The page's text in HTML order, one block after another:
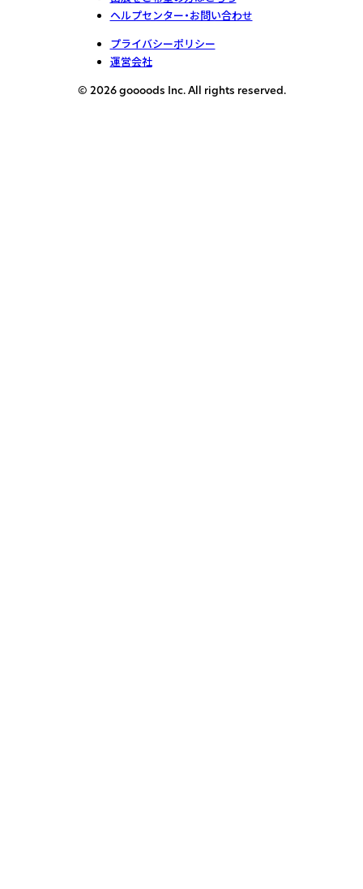
ヘルプセンター・お問い合わせ
プライバシーポリシー
運営会社
© 2026 goooods Inc. All rights reserved.